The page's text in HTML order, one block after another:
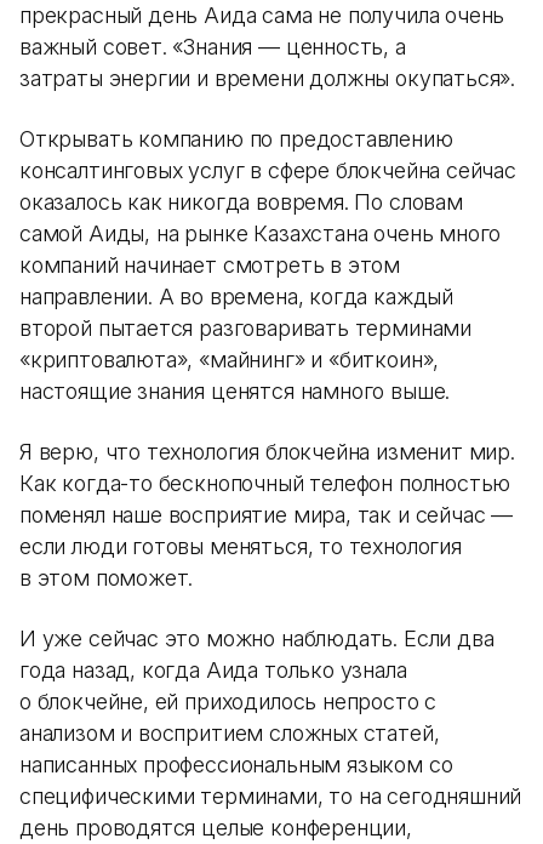
прекрасный день Аида сама не получила очень
важный совет. «Знания — ценность, а
затраты энергии и времени должны окупаться».
Открывать компанию по предоставлению
консалтинговых услуг в сфере блокчейна сейчас
оказалось как никогда вовремя. По словам
самой Аиды, на рынке Казахстана очень много
компаний начинает смотреть в этом
направлении. А во времена, когда каждый
второй пытается разговаривать терминами
«криптовалюта», «майнинг» и «биткоин»,
настоящие знания ценятся намного выше.
Я верю, что технология блокчейна изменит мир.
Как когда-то бескнопочный телефон полностью
поменял наше восприятие мира, так и сейчас —
если люди готовы меняться, то технология
в этом поможет.
И уже сейчас это можно наблюдать. Если два
года назад, когда Аида только узнала
о блокчейне, ей приходилось непросто с
анализом и воспритием сложных статей,
написанных профессиональным языком со
специфическими терминами, то на сегодняшний
день проводятся целые конференции,